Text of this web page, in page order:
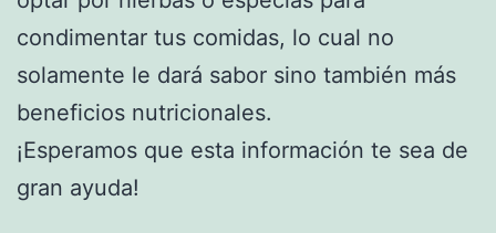
condimentar tus comidas, lo cual no
solamente le dará sabor sino también más
beneficios nutricionales.
¡Esperamos que esta información te sea de
gran ayuda!